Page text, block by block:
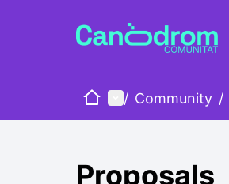
HomeMain menu
/ Community /
Proposals